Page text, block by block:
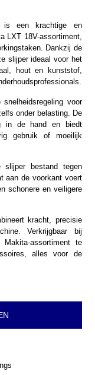
is een krachtige en
LXT 18V-assortiment,
Dankzij de
slijper ideaal voor het
hout en kunststof,
voor
onder belasting. De
in de hand en biedt
gebruik of moeilijk
slijper bestand tegen
aan de voorkant voert
schonere en veiligere
kracht, precisie
Verkrijgbaar bij
assortiment te
alles voor de